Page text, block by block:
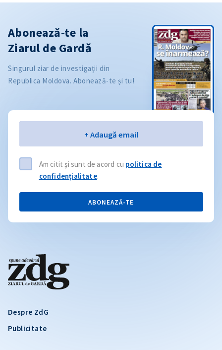
Despre ZdG
Publicitate
Abonează-te la
Ziarul de Gardă
Singurul ziar de investigații din
Republica Moldova. Abonează-te și tu!
+ Adaugă email
Am citit și sunt de acord cu politica de
confidențialitate.
ABONEAZĂ-TE